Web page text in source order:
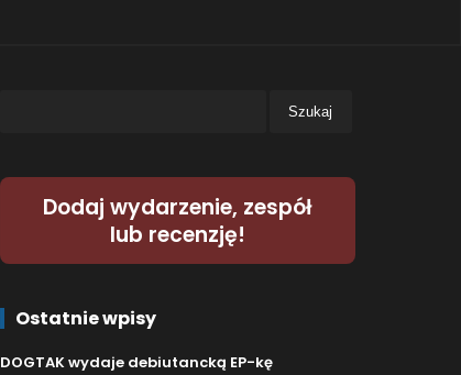
Dodaj wydarzenie, zespół
lub recenzję!
Ostatnie wpisy
DOGTAK wydaje debiutancką EP-kę